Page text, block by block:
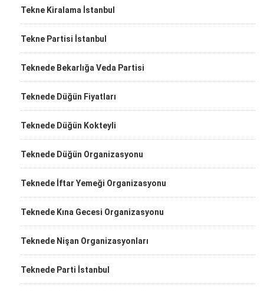
Tekne Kiralama İstanbul
Tekne Partisi İstanbul
Teknede Bekarlığa Veda Partisi
Teknede Düğün Fiyatları
Teknede Düğün Kokteyli
Teknede Düğün Organizasyonu
Teknede İftar Yemeği Organizasyonu
Teknede Kına Gecesi Organizasyonu
Teknede Nişan Organizasyonları
Teknede Parti İstanbul